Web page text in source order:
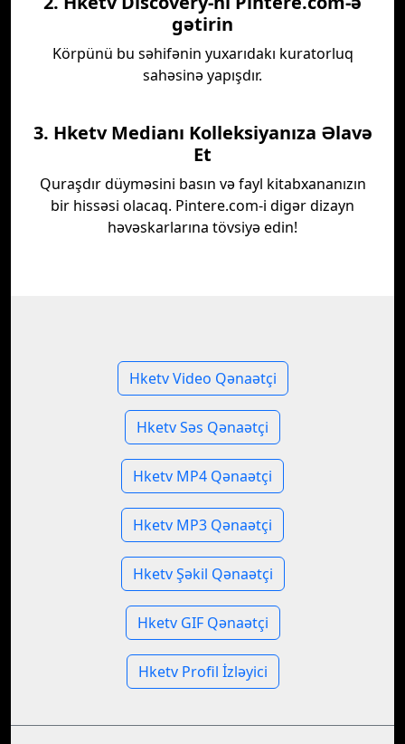
gətirin
Körpünü bu səhifənin yuxarıdakı kuratorluq
sahəsinə yapışdır.
3. Hketv Medianı Kolleksiyanıza Əlavə
Et
Quraşdır düyməsini basın və fayl kitabxananızın
bir hissəsi olacaq. Pintere.com-i digər dizayn
həvəskarlarına tövsiyə edin!
Hketv Video Qənaətçi
Hketv Səs Qənaətçi
Hketv MP4 Qənaətçi
Hketv MP3 Qənaətçi
Hketv Şəkil Qənaətçi
Hketv GIF Qənaətçi
Hketv Profil İzləyici